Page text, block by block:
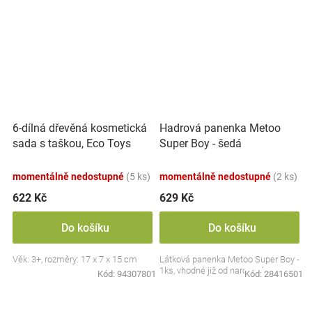
6-dílná dřevěná kosmetická
sada s taškou, Eco Toys
momentálně nedostupné (5 ks)
622 Kč
Do košíku
Věk: 3+, rozměry: 17 x 7 x 15 cm
Kód: 94307801
Hadrová panenka Metoo
Super Boy - šedá
momentálně nedostupné (2 ks)
629 Kč
Do košíku
Látková panenka Metoo Super Boy -
1ks, vhodné již od narození
Kód: 28416501